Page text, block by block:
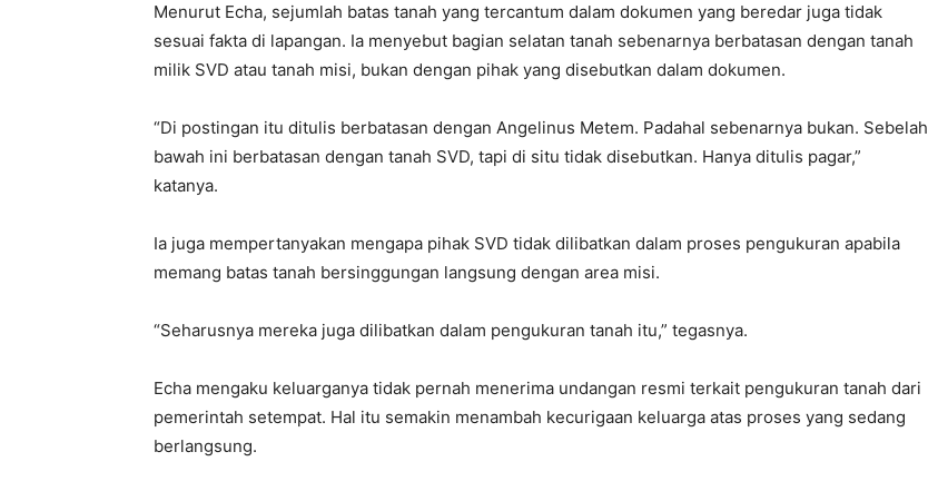
Menurut Echa, sejumlah batas tanah yang tercantum dalam dokumen yang beredar juga tidak
sesuai fakta di lapangan. Ia menyebut bagian selatan tanah sebenarnya berbatasan dengan tanah
milik SVD atau tanah misi, bukan dengan pihak yang disebutkan dalam dokumen.
“Di postingan itu ditulis berbatasan dengan Angelinus Metem. Padahal sebenarnya bukan. Sebelah
bawah ini berbatasan dengan tanah SVD, tapi di situ tidak disebutkan. Hanya ditulis pagar,”
katanya.
Ia juga mempertanyakan mengapa pihak SVD tidak dilibatkan dalam proses pengukuran apabila
memang batas tanah bersinggungan langsung dengan area misi.
“Seharusnya mereka juga dilibatkan dalam pengukuran tanah itu,” tegasnya.
Echa mengaku keluarganya tidak pernah menerima undangan resmi terkait pengukuran tanah dari
pemerintah setempat. Hal itu semakin menambah kecurigaan keluarga atas proses yang sedang
berlangsung.